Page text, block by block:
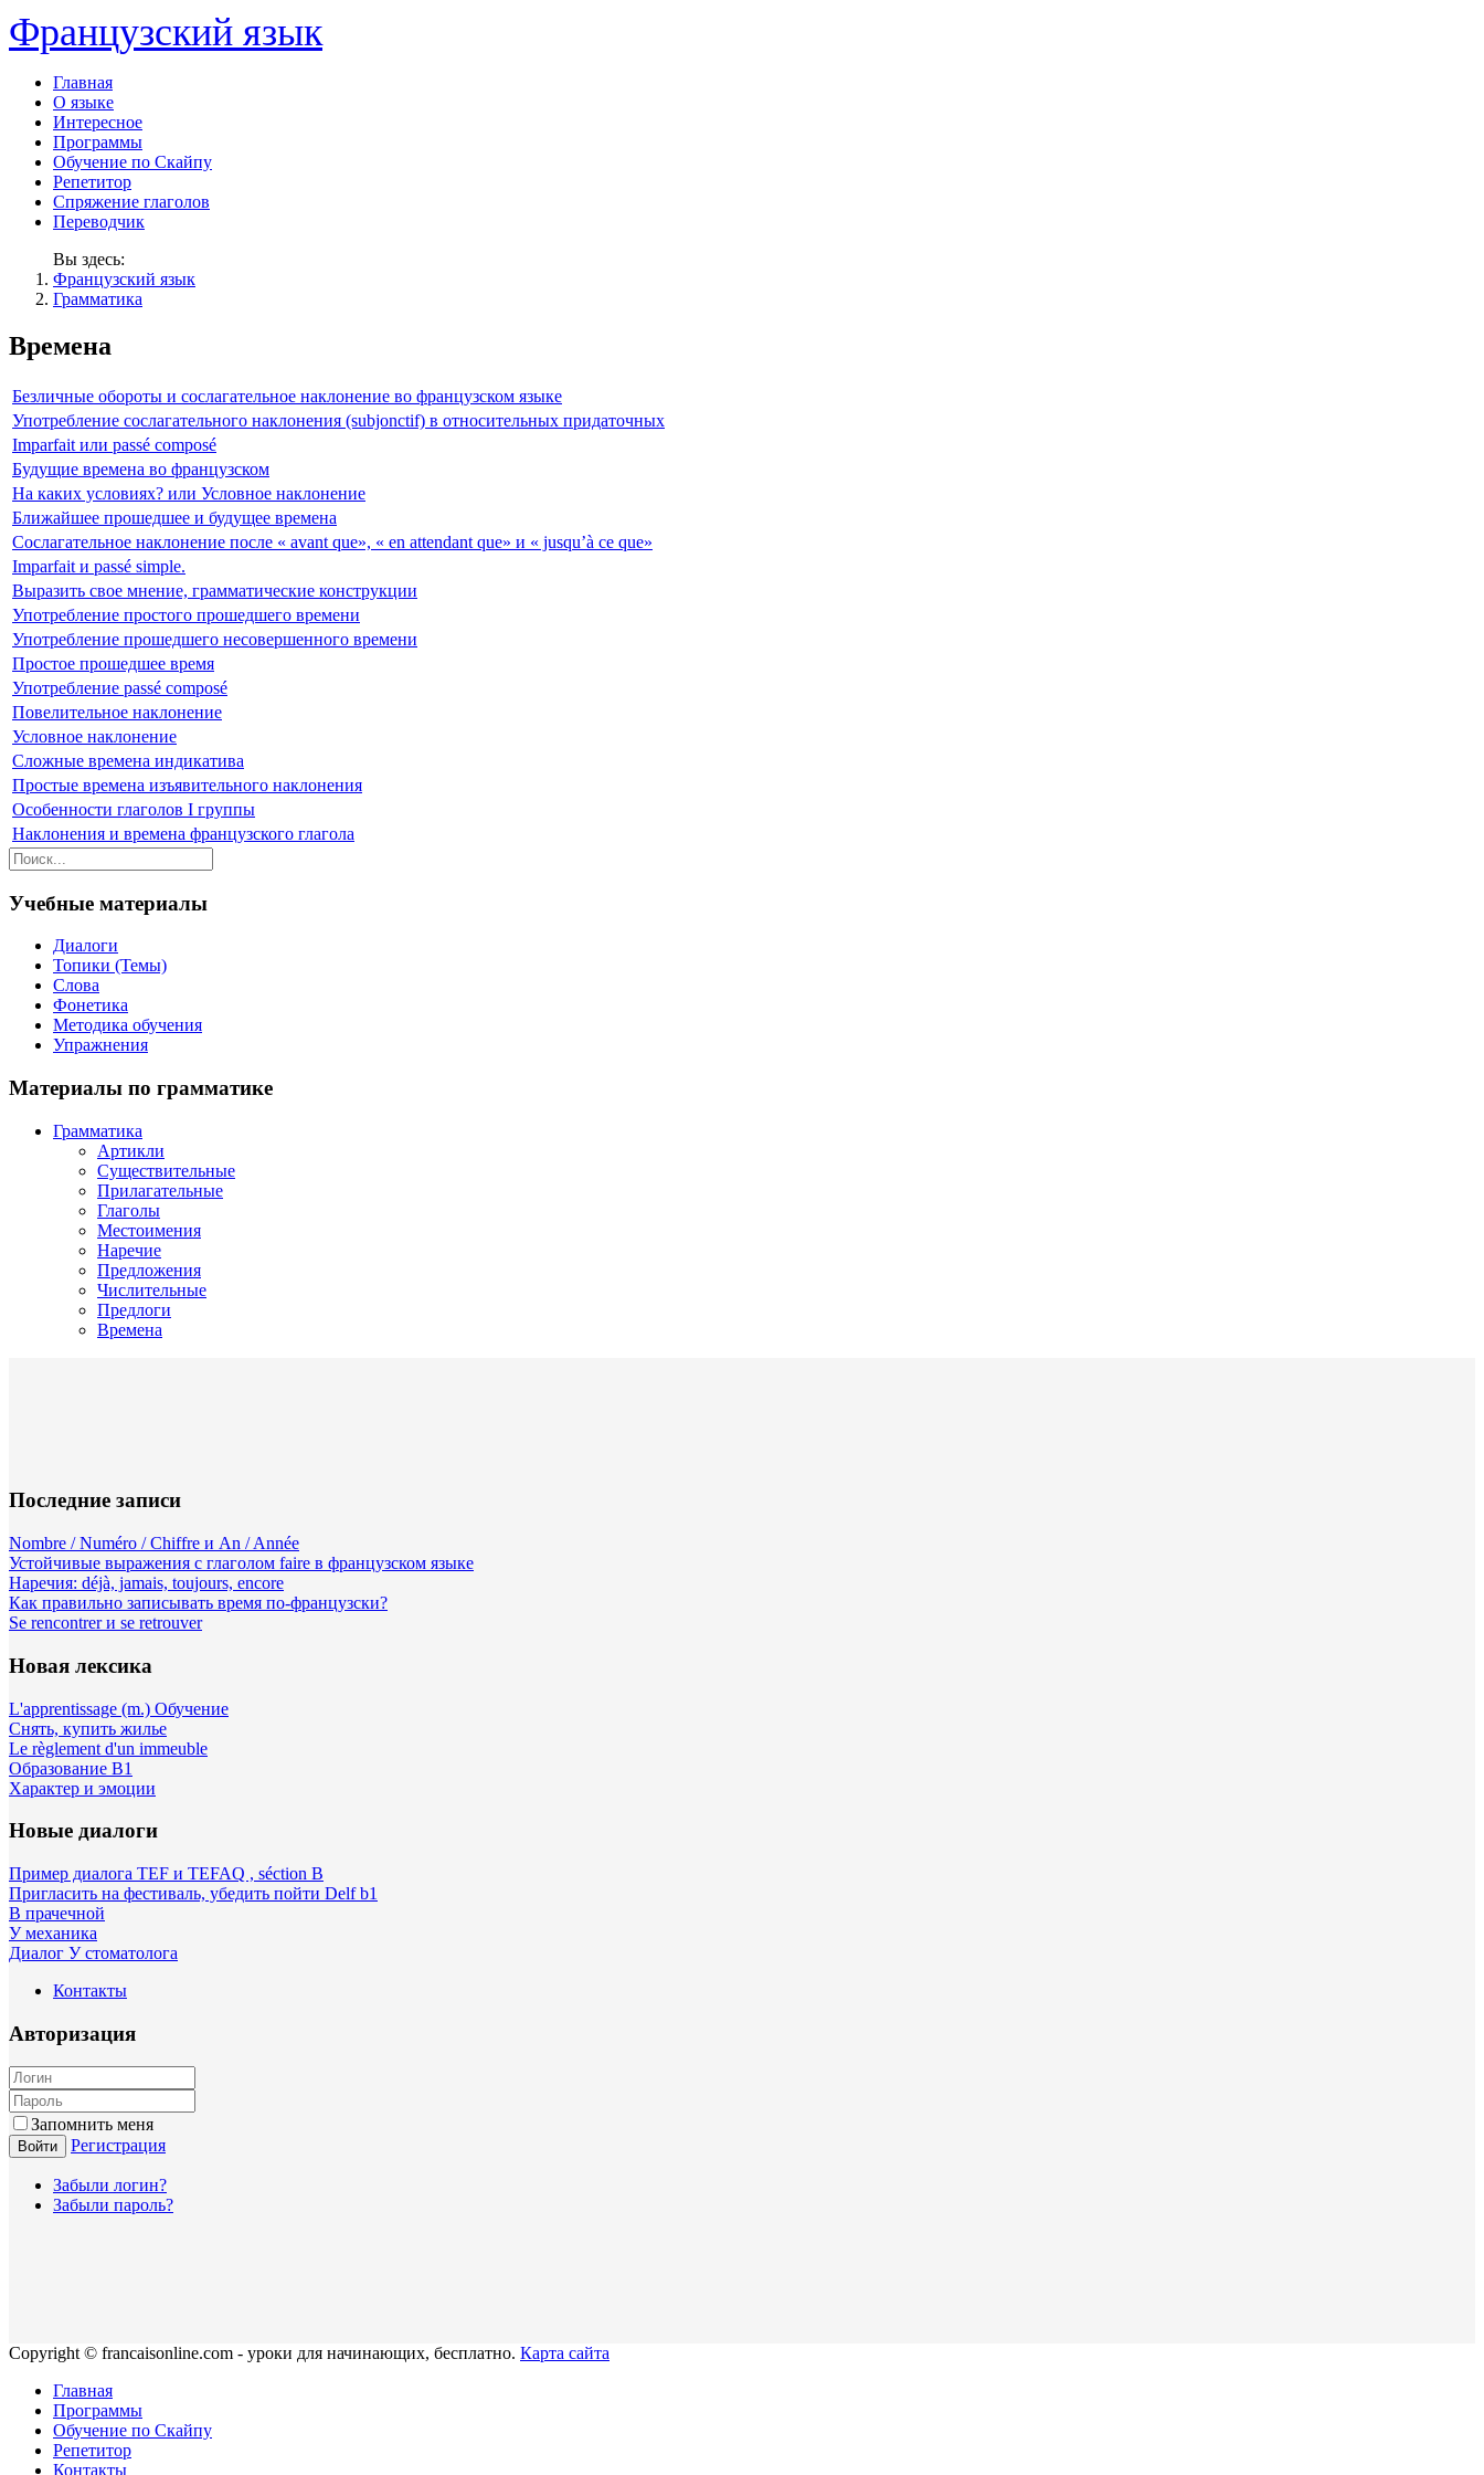
Французский язык
Главная
О языке
Интересное
Программы
Обучение по Скайпу
Репетитор
Спряжение глаголов
Переводчик
Вы здесь:
Французский язык
Грамматика
Времена
Безличные обороты и сослагательное наклонение во французском языке
Употребление сослагательного наклонения (subjonctif) в относительных придаточных
Imparfait или passé composé
Будущие времена во французском
На каких условиях? или Условное наклонение
Ближайшее прошедшее и будущее времена
Сослагательное наклонение после « avant que», « en attendant que» и « jusqu’à ce que»
Imparfait и passé simple.
Выразить свое мнение, грамматические конструкции
Употребление простого прошедшего времени
Употребление прошедшего несовершенного времени
Простое прошедшее время
Употребление passé composé
Повелительное наклонение
Условное наклонение
Сложные времена индикатива
Простые времена изъявительного наклонения
Особенности глаголов I группы
Наклонения и времена французского глагола
Учебные материалы
Диалоги
Топики (Темы)
Слова
Фонетика
Методика обучения
Упражнения
Материалы по грамматике
Грамматика
Артикли
Существительные
Прилагательные
Глаголы
Местоимения
Наречие
Предложения
Числительные
Предлоги
Времена
Последние записи
Nombre / Numéro / Chiffre и An / Année
Устойчивые выражения с глаголом faire в французском языке
Наречия: déjà, jamais, toujours, encore
Как правильно записывать время по-французски?
Se rencontrer и se retrouver
Новая лексика
L'apprentissage (m.) Обучение
Снять, купить жилье
Le règlement d'un immeuble
Образование B1
Характер и эмоции
Новые диалоги
Пример диалога TEF и TEFAQ , séction B
Пригласить на фестиваль, убедить пойти Delf b1
В прачечной
У механика
Диалог У стоматолога
Контакты
Авторизация
Запомнить меня
Войти Регистрация
Забыли логин?
Забыли пароль?
Copyright © francaisonline.com - уроки для начинающих, бесплатно. Карта сайта
Главная
Программы
Обучение по Скайпу
Репетитор
Контакты